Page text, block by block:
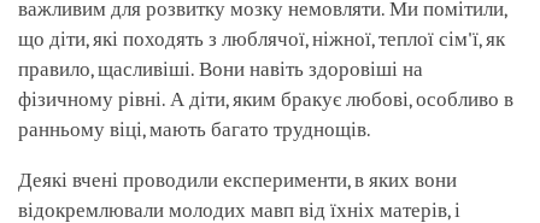
важливим для розвитку мозку немовляти. Ми помітили,
що діти, які походять з люблячої, ніжної, теплої сім'ї, як
правило, щасливіші. Вони навіть здоровіші на
фізичному рівні. А діти, яким бракує любові, особливо в
ранньому віці, мають багато труднощів.
Деякі вчені проводили експерименти, в яких вони
відокремлювали молодих мавп від їхніх матерів, і